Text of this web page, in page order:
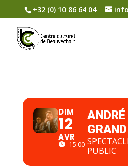
+32 (0) 10 86 64 04
DIM
12
AVR
15:00
PUBLIC